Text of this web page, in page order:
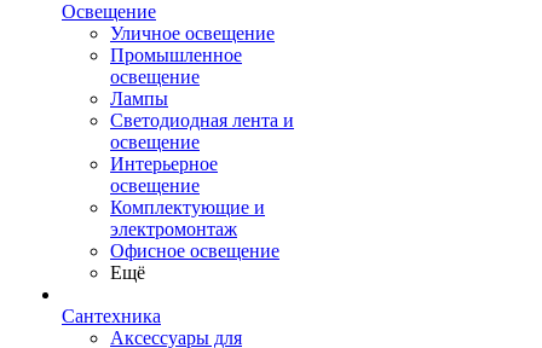
Освещение
Уличное освещение
Промышленное
освещение
Лампы
Светодиодная лента и
освещение
Интерьерное
освещение
Комплектующие и
электромонтаж
Офисное освещение
Ещё
Сантехника
Аксессуары для